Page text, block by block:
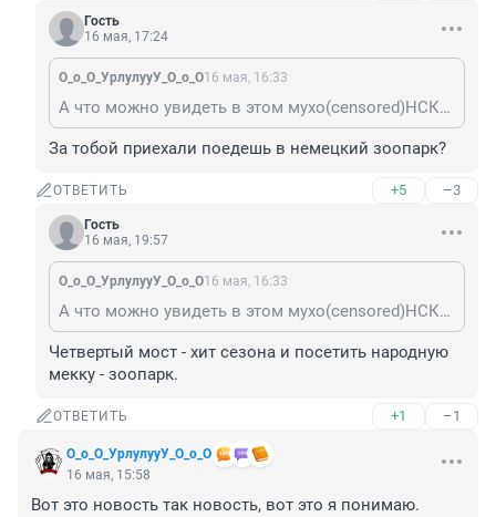
Гость
16 мая, 17:24
О_о_О_УрлулууУ_О_о_О16 мая, 16:33
А что можно увидеть в этом мухо(censored)НСКе?
За тобой приехали поедешь в немецкий зоопарк?
ОТВЕТИТЬ +5 –3
Гость
16 мая, 19:57
О_о_О_УрлулууУ_О_о_О16 мая, 16:33
А что можно увидеть в этом мухо(censored)НСКе?
Четвертый мост - хит сезона и посетить народную
мекку - зоопарк.
ОТВЕТИТЬ +1 –1
О_о_О_УрлулууУ_О_о_О
16 мая, 15:58
Вот это новость так новость, вот это я понимаю.